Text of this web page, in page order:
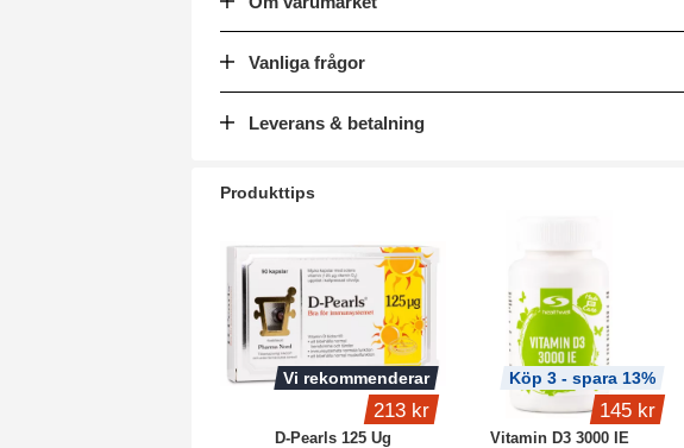
Vanliga frågor
Leverans & betalning
Produkttips
D-Pearls 125 Ug
Vi rekommenderar
213 kr
Vitamin D3 3000 IE
Köp 3 - spara 13%
145 kr